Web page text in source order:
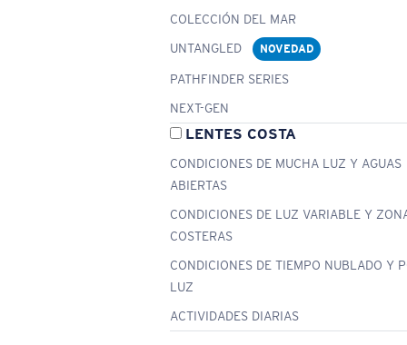
COLECCIÓN DEL MAR
UNTANGLED
NOVEDAD
PATHFINDER SERIES
NEXT-GEN
LENTES COSTA
CONDICIONES DE MUCHA LUZ Y AGUAS
ABIERTAS
CONDICIONES DE LUZ VARIABLE Y
COSTERAS
CONDICIONES DE TIEMPO NUBLADO Y
LUZ
ACTIVIDADES DIARIAS